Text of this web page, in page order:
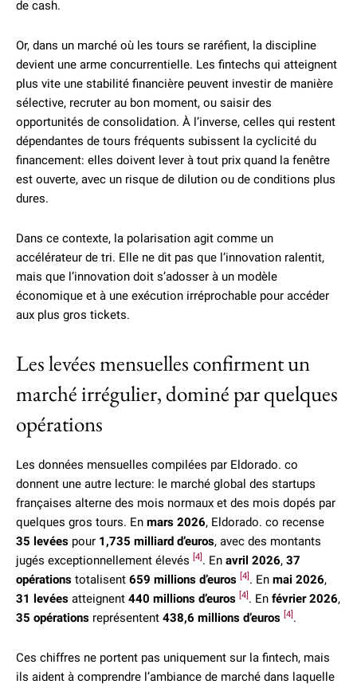
de cash.
Or, dans un marché où les tours se raréfient, la discipline
devient une arme concurrentielle. Les fintechs qui atteignent
plus vite une stabilité financière peuvent investir de manière
sélective, recruter au bon moment, ou saisir des
opportunités de consolidation. À l’inverse, celles qui restent
dépendantes de tours fréquents subissent la cyclicité du
financement: elles doivent lever à tout prix quand la fenêtre
est ouverte, avec un risque de dilution ou de conditions plus
dures.
Dans ce contexte, la polarisation agit comme un
accélérateur de tri. Elle ne dit pas que l’innovation ralentit,
mais que l’innovation doit s’adosser à un modèle
économique et à une exécution irréprochable pour accéder
aux plus gros tickets.
Les levées mensuelles confirment un
marché irrégulier, dominé par quelques
opérations
Les données mensuelles compilées par Eldorado. co
donnent une autre lecture: le marché global des startups
françaises alterne des mois normaux et des mois dopés par
quelques gros tours. En mars 2026, Eldorado. co recense
35 levées pour 1,735 milliard d’euros, avec des montants
jugés exceptionnellement élevés
[4] . En avril 2026, 37
opérations totalisent 659 millions d’euros [4] . En mai 2026,
31 levées atteignent 440 millions d’euros [4] . En février 2026,
35 opérations représentent 438,6 millions d’euros [4] .
Ces chiffres ne portent pas uniquement sur la fintech, mais
ils aident à comprendre l’ambiance de marché dans laquelle